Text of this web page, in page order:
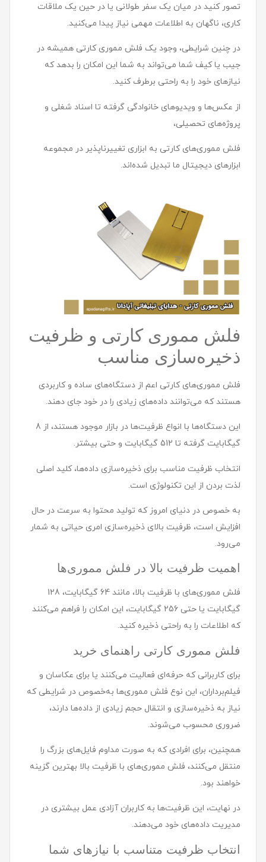
تصور کنید در میان یک سفر طولانی یا در حین یک ملاقات
کاری، ناگهان به اطلاعات مهمی نیاز پیدا می‌کنید.
در چنین شرایطی، وجود یک فلش مموری کارتی همیشه در
جیب یا کیف شما می‌تواند به شما این امکان را بدهد که
نیازهای خود را به راحتی برطرف کنید.
از عکس‌ها و ویدیوهای خانوادگی گرفته تا اسناد شغلی و
پروژه‌های تحصیلی،
فلش مموری‌های کارتی به ابزاری تغییرناپذیر در مجموعه
ابزارهای دیجیتال ما تبدیل شده‌اند.
فلش مموری کارتی و ظرفیت
ذخیره‌سازی مناسب
فلش مموری‌های کارتی اعم از دستگاه‌های ساده و کاربردی
هستند که می‌توانند داده‌های زیادی را در خود جای دهند.
این دستگاه‌ها با انواع ظرفیت‌ها در بازار موجود هستند، از 8
گیگابایت گرفته تا 512 گیگابایت و حتی بیشتر.
انتخاب ظرفیت مناسب برای ذخیره‌سازی داده‌ها، کلید اصلی
لذت بردن از این تکنولوژی است.
به خصوص در دنیای امروز که تولید محتوا به سرعت در حال
افزایش است، ظرفیت بالای ذخیره‌سازی امری حیاتی به شمار
می‌رود.
اهمیت ظرفیت بالا در فلش مموری‌ها
فلش مموری‌های با ظرفیت بالا، مانند 64 گیگابایت، 128
گیگابایت یا حتی 256 گیگابایت، این امکان را فراهم می‌کنند
که اطلاعات را به راحتی ذخیره کنید.
فلش مموری کارتی راهنمای خرید
برای کاربرانی که حرفه‌ای فعالیت می‌کنند یا برای عکاسان و
فیلم‌برداران، این نوع فلش مموری‌ها به‌خصوص در شرایطی که
نیاز به ذخیره‌سازی و انتقال حجم زیادی از داده‌ها دارند،
ضروری محسوب می‌شوند.
همچنین، برای افرادی که به صورت مداوم فایل‌های بزرگ را
منتقل می‌کنند، فلش مموری‌های با ظرفیت بالا بهترین گزینه
خواهند بود.
در نهایت، این ظرفیت‌ها به کاربران آزادی عمل بیشتری در
مدیریت داده‌های خود می‌دهند.
انتخاب ظرفیت متناسب با نیازهای شما